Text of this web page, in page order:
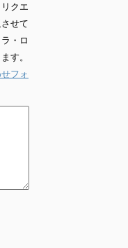
クエ
せて
・ロ
す。
フォ